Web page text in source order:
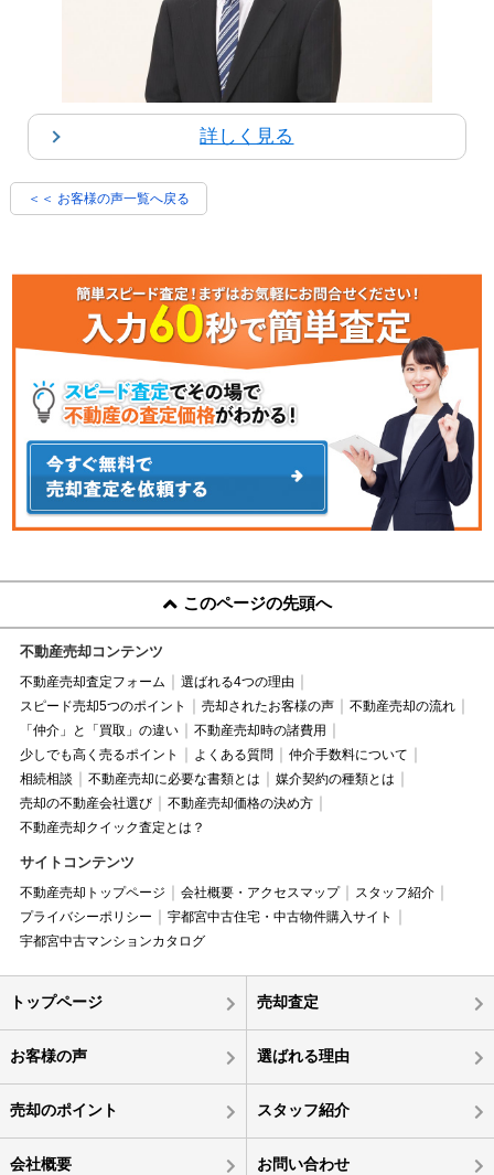
詳しく見る
＜＜ お客様の声一覧へ戻る
このページの先頭へ
不動産売却コンテンツ
不動産売却査定フォーム
選ばれる4つの理由
スピード売却5つのポイント
売却されたお客様の声
不動産売却の流れ
「仲介」と「買取」の違い
不動産売却時の諸費用
少しでも高く売るポイント
よくある質問
仲介手数料について
相続相談
不動産売却に必要な書類とは
媒介契約の種類とは
売却の不動産会社選び
不動産売却価格の決め方
不動産売却クイック査定とは？
サイトコンテンツ
不動産売却トップページ 会社概要・アクセスマップ
スタッフ紹介
プライバシーポリシー
宇都宮中古住宅・中古物件購入サイト
宇都宮中古マンションカタログ
トップページ 売却査定
お客様の声 選ばれる理由
売却のポイント スタッフ紹介
会社概要 お問い合わせ